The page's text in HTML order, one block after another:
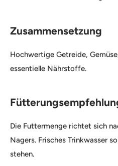
Zusammensetzung
Hochwertige Getreide,
essentielle Nährstoffe.
Die Futtermenge richtet sich
Nagers. Frisches Trinkwasser
stehen.